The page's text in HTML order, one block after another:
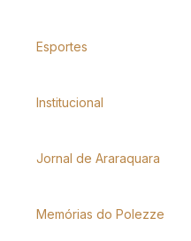
Esportes
Institucional
Jornal de Araraquara
Memórias do Polezze